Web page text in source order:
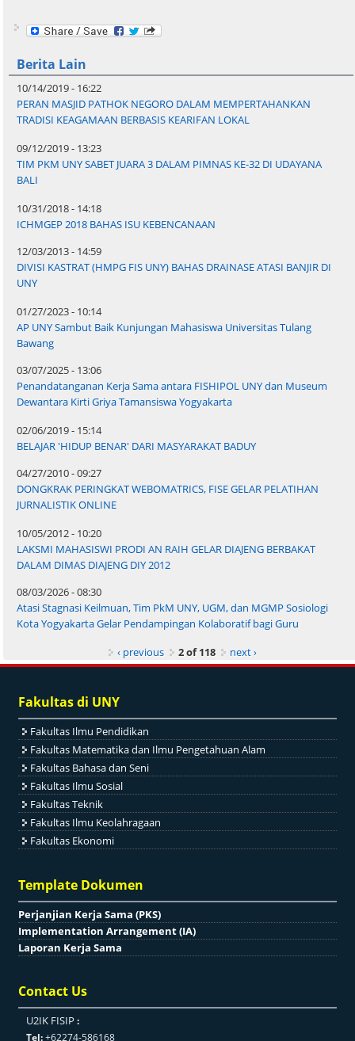
Berita Lain
10/14/2019 - 16:22
PERAN MASJID PATHOK NEGORO DALAM MEMPERTAHANKAN
TRADISI KEAGAMAAN BERBASIS KEARIFAN LOKAL
09/12/2019 - 13:23
TIM PKM UNY SABET JUARA 3 DALAM PIMNAS KE-32 DI UDAYANA
BALI
10/31/2018 - 14:18
ICHMGEP 2018 BAHAS ISU KEBENCANAAN
12/03/2013 - 14:59
DIVISI KASTRAT (HMPG FIS UNY) BAHAS DRAINASE ATASI BANJIR DI
UNY
01/27/2023 - 10:14
AP UNY Sambut Baik Kunjungan Mahasiswa Universitas Tulang
Bawang
03/07/2025 - 13:06
Penandatanganan Kerja Sama antara FISHIPOL UNY dan Museum
Dewantara Kirti Griya Tamansiswa Yogyakarta
02/06/2019 - 15:14
BELAJAR 'HIDUP BENAR' DARI MASYARAKAT BADUY
04/27/2010 - 09:27
DONGKRAK PERINGKAT WEBOMATRICS, FISE GELAR PELATIHAN
JURNALISTIK ONLINE
10/05/2012 - 10:20
LAKSMI MAHASISWI PRODI AN RAIH GELAR DIAJENG BERBAKAT
DALAM DIMAS DIAJENG DIY 2012
08/03/2026 - 08:30
Atasi Stagnasi Keilmuan, Tim PkM UNY, UGM, dan MGMP Sosiologi
Kota Yogyakarta Gelar Pendampingan Kolaboratif bagi Guru
‹ previous
2 of 118 next ›
Fakultas di UNY
Fakultas Ilmu Pendidikan
Fakultas Matematika dan Ilmu Pengetahuan Alam
Fakultas Bahasa dan Seni
Fakultas Ilmu Sosial
Fakultas Teknik
Fakultas Ilmu Keolahragaan
Fakultas Ekonomi
Template Dokumen
Perjanjian Kerja Sama (PKS)
Implementation Arrangement (IA)
Laporan Kerja Sama
Contact Us
U2IK FISIP :
Tel:+62274-586168